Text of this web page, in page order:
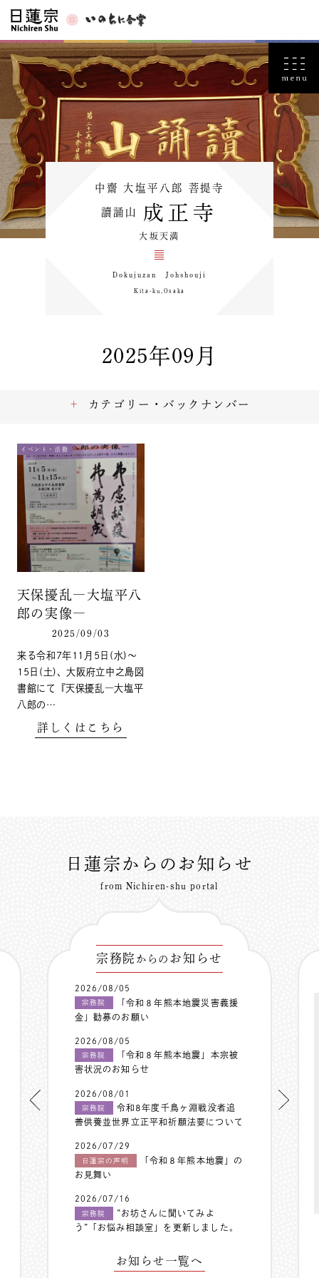
中齋 大塩平八郎 菩提寺
讀誦山 成正寺
大坂天満
Dokujuzan Johshouji
Kita-ku,Osaka
2025年09月
イベント・活動
天保擾乱―大塩平八
郎の実像―
2025/09/03
来る令和7年11月5日(水)〜
15日(土)、大阪府立中之島図
書館にて『天保擾乱―大塩平
八郎の…
詳しくはこちら
カテゴリー・バックナンバー
日蓮宗からのお知らせ
from Nichiren-shu portal
宗務院 からの お知らせ
2026/08/05
宗務院
「令和８年熊本地震災害義援
金」勧募のお願い
2026/08/05
宗務院
「令和８年熊本地震」本宗被
害状況のお知らせ
2026/08/01
宗務院
令和8年度千鳥ヶ淵戦没者追
善供養並世界立正平和祈願法要について
2026/07/29
日蓮宗の声明
「令和８年熊本地震」の
お見舞い
2026/07/16
宗務院
”お坊さんに聞いてみよ
う”「お悩み相談室」を更新しました。
お知らせ一覧へ